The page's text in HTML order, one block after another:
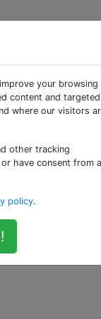
j'ai suivi très
inclut avec
your browsing
content and targeted
where our visitors
other tracking
have consent from a
policy.